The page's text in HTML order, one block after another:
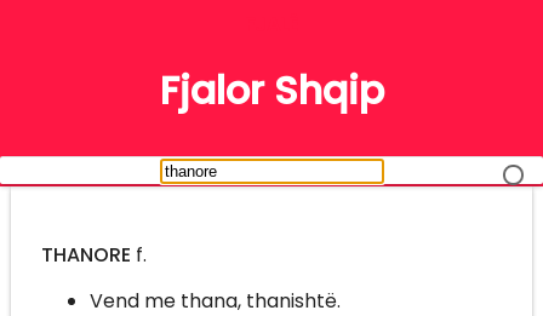
Fjalor Shqip
THANORE f.
Vend me thana, thanishtë.